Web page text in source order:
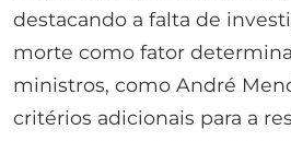
destacando a falta de
morte como fator
ministros, como André
critérios adicionais para a